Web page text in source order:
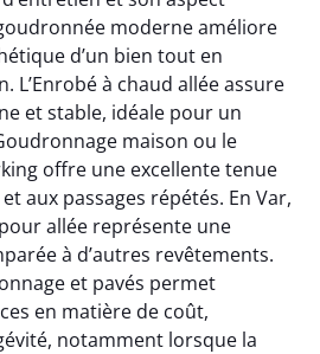
moderne améliore
d’un bien tout en
L’Enrobé à chaud allée assure
et stable, idéale pour un
maison ou le
offre une excellente tenue
aux passages répétés. En Var,
allée représente une
à d’autres revêtements.
et pavés permet
en matière de coût,
notamment lorsque la